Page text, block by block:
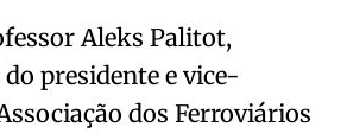
Aleks Palitot,
presidente e vice-
dos Ferroviários